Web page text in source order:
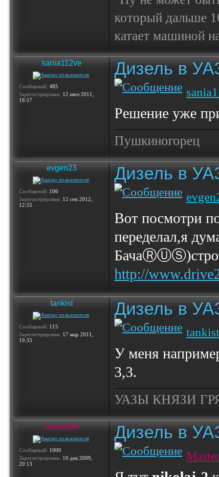
который дальше
катает машиной
sania112ve
Сообщений: 485
Зарегистрирован: 12 июл 2011,
18:57
Дизель в
Решение уже
Пушкиногорец
evgen23
Сообщений: 106
Зарегистрирован: 12 сен 2012,
12:55
Дизель в
Вот посмотри
переделал,я
http://
tankist
Сообщений: 115
Зарегистрирован: 17 мар 2011,
19:35
Дизель в
tankist
У меня
3,3.
УАЗЫ КНЯЗИ
MasterOK
Сообщений: 1000
Зарегистрирован: 10 дек 2009,
20:13
Дизель в